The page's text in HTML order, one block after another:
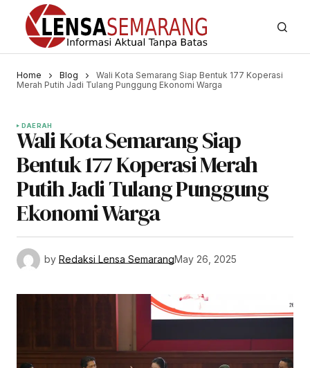
Home Blog
Wali Kota Semarang Siap Bentuk 177 Koperasi
Merah Putih Jadi Tulang Punggung Ekonomi Warga
DAERAH
Wali Kota Semarang Siap
Bentuk 177 Koperasi Merah
Putih Jadi Tulang Punggung
Ekonomi Warga
by Redaksi Lensa SemarangMay 26, 2025